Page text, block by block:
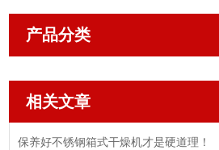
产品分类
相关文章
保养好不锈钢箱式干燥机才是硬道理！